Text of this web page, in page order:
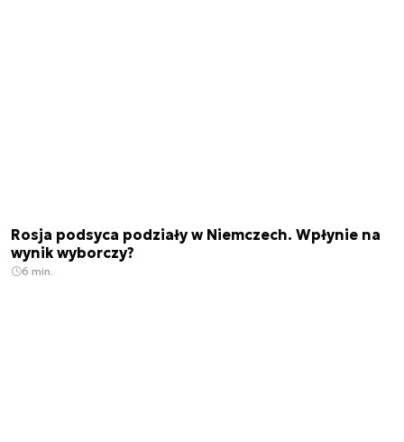
Rosja podsyca podziały w Niemczech. Wpłynie na
wynik wyborczy?
6 min.